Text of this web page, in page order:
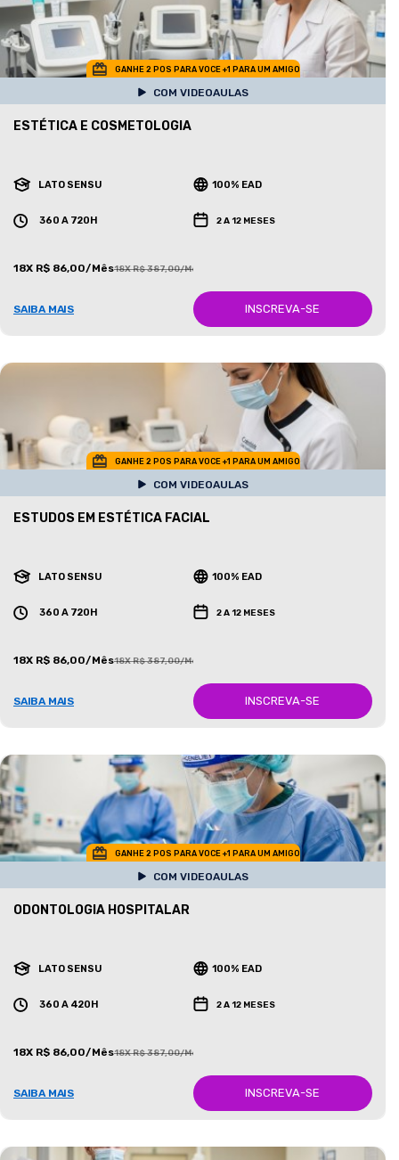
GANHE 2 POS PARA VOCE +1 PARA UM AMIGO
COM VIDEOAULAS
ESTÉTICA E COSMETOLOGIA
LATO SENSU 100% EAD
360 A 720H 2 A 12 MESES
18X R$ 86,00/Mês18X R$ 387,00/Mês
SAIBA MAIS INSCREVA-SE
GANHE 2 POS PARA VOCE +1 PARA UM AMIGO
COM VIDEOAULAS
ESTUDOS EM ESTÉTICA FACIAL
LATO SENSU 100% EAD
360 A 720H 2 A 12 MESES
18X R$ 86,00/Mês18X R$ 387,00/Mês
SAIBA MAIS INSCREVA-SE
GANHE 2 POS PARA VOCE +1 PARA UM AMIGO
COM VIDEOAULAS
ODONTOLOGIA HOSPITALAR
LATO SENSU 100% EAD
360 A 420H 2 A 12 MESES
18X R$ 86,00/Mês18X R$ 387,00/Mês
SAIBA MAIS INSCREVA-SE